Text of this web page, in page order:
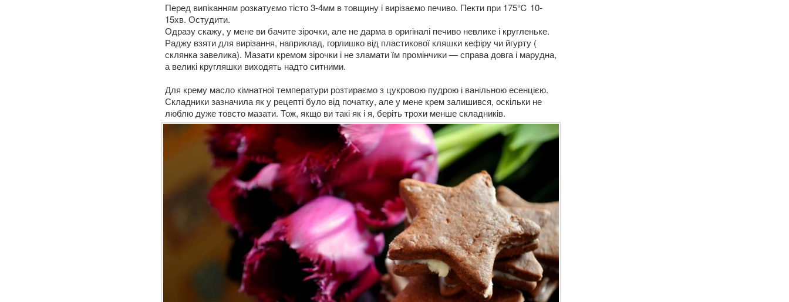
Перед випіканням розкатуємо тісто 3-4мм в товщину і вирізаємо печиво. Пекти при 175℃ 10-
15хв. Остудити.
Одразу скажу, у мене ви бачите зірочки, але не дарма в оригіналі печиво невлике і кругленьке.
Раджу взяти для вирізання, наприклад, горлишко від пластикової кляшки кефіру чи йгурту (
склянка завелика). Мазати кремом зірочки і не зламати їм промінчики — справа довга і марудна,
а великі кругляшки виходять надто ситними.
Для крему масло кімнатної температури розтираємо з цукровою пудрою і ванільною есенцією.
Складники зазначила як у рецепті було від початку, але у мене крем залишився, оскільки не
люблю дуже товсто мазати. Тож, якщо ви такі як і я, беріть трохи менше складників.